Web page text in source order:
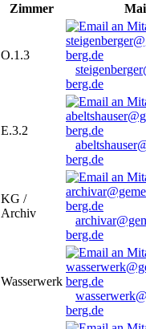
Zimmer
O.1.3
berg.de
E.3.2
berg.de
KG /
Archiv
berg.de
Wasserwerk
berg.de